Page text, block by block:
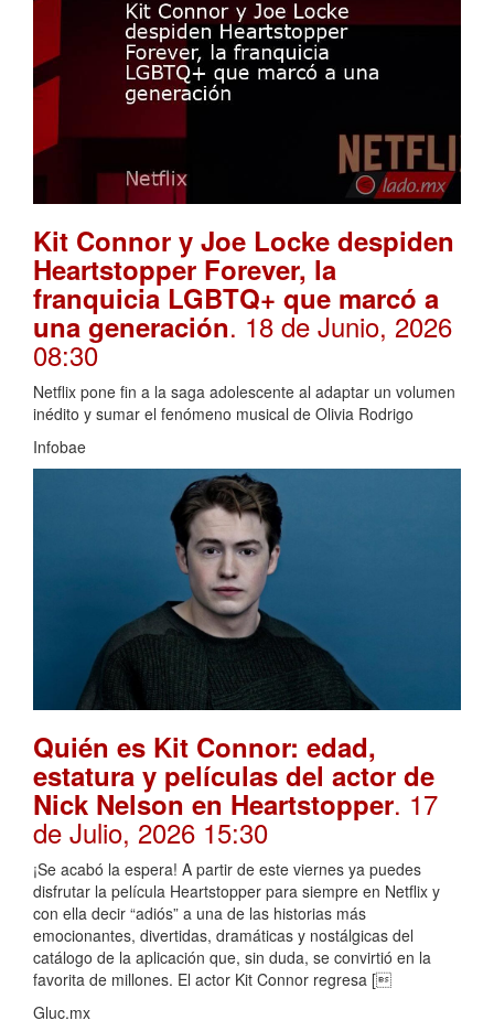
Kit Connor y Joe Locke despiden
Heartstopper Forever, la
franquicia LGBTQ+ que marcó a
una generación. 18 de Junio, 2026
08:30
Netflix pone fin a la saga adolescente al adaptar un volumen
inédito y sumar el fenómeno musical de Olivia Rodrigo
Infobae
Quién es Kit Connor: edad,
estatura y películas del actor de
Nick Nelson en Heartstopper. 17
de Julio, 2026 15:30
¡Se acabó la espera! A partir de este viernes ya puedes
disfrutar la película Heartstopper para siempre en Netflix y
con ella decir “adiós” a una de las historias más
emocionantes, divertidas, dramáticas y nostálgicas del
catálogo de la aplicación que, sin duda, se convirtió en la
favorita de millones. El actor Kit Connor regresa [
Gluc.mx